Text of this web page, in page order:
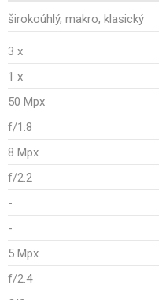
širokoúhlý, makro, klasický
3 x
1 x
50 Mpx
f/1.8
8 Mpx
f/2.2
-
-
5 Mpx
f/2.4